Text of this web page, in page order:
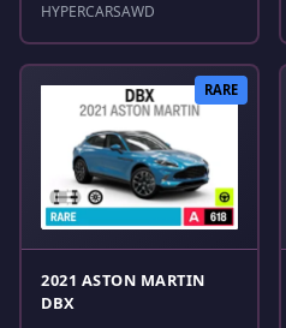
HYPERCARSAWD
RARE
2021 ASTON MARTIN
DBX